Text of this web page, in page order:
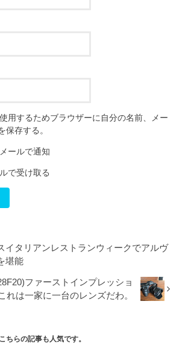
用するためブラウザーに自分の名前、メー
保存する。
ールで通知
で受け取る
イタリアンレストランウィークでアルヴ
堪能
ファーストインプレッショ
れは一家に一台のレンズだわ。
こちらの記事も人気です。